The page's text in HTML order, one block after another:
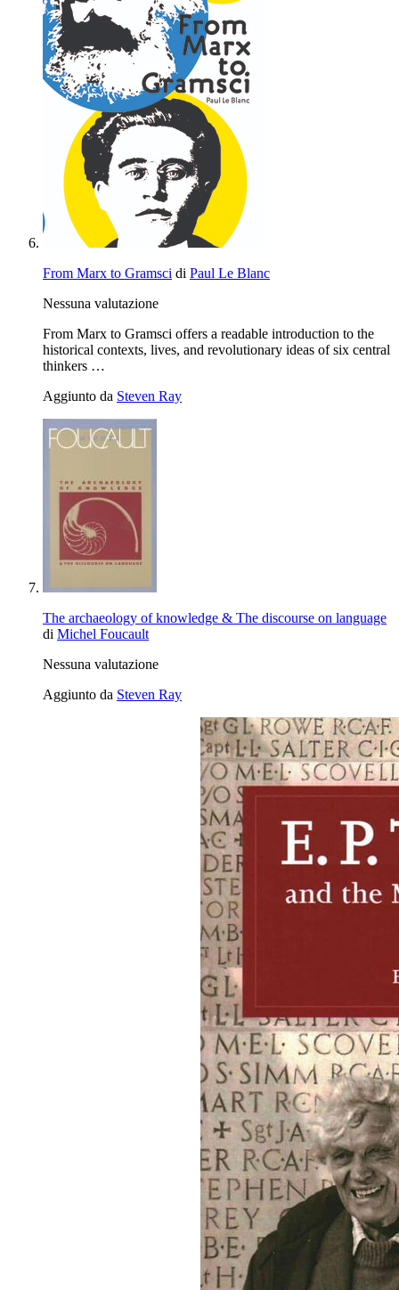
From Marx to Gramsci di Paul Le Blanc
Nessuna valutazione
From Marx to Gramsci offers a readable introduction to the
historical contexts, lives, and revolutionary ideas of six central
thinkers …
Aggiunto da Steven Ray
The archaeology of knowledge & The discourse on language
di Michel Foucault
Nessuna valutazione
Aggiunto da Steven Ray